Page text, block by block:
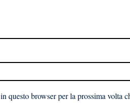
questo browser per la prossima volta